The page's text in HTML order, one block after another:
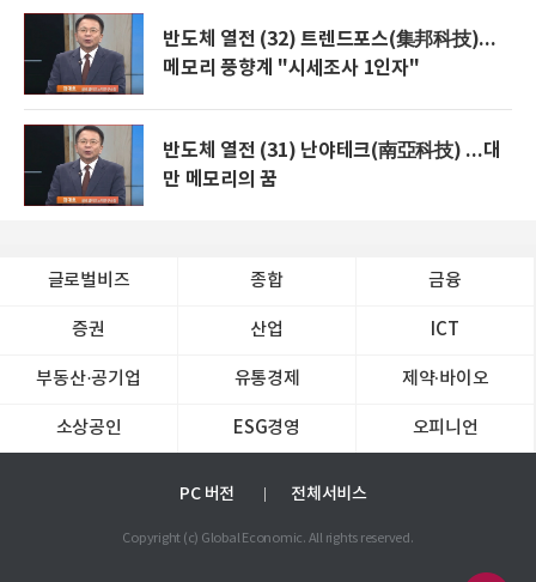
반도체 열전 (32) 트렌드포스(集邦科技)...
메모리 풍향계 "시세조사 1인자"
반도체 열전 (31) 난야테크(南亞科技) ...대
만 메모리의 꿈
글로벌비즈 종합 금융
증권 산업 ICT
부동산·공기업 유통경제 제약∙바이오
소상공인 ESG경영 오피니언
PC 버전 전체서비스
Copyright (c) Global Economic. All rights reserved.